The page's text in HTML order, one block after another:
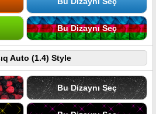
Bu Dizaynı Seç
Auto (1.4) Style
Bu Dizaynı Seç